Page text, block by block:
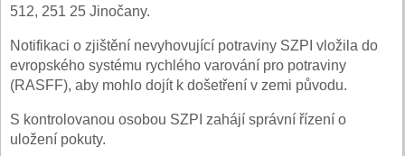
512, 251 25 Jinočany.
Notifikaci o zjištění nevyhovující potraviny SZPI vložila do
evropského systému rychlého varování pro potraviny
(RASFF), aby mohlo dojít k došetření v zemi původu.
S kontrolovanou osobou SZPI zahájí správní řízení o
uložení pokuty.